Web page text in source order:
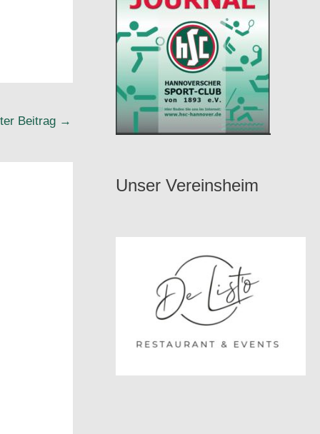
Beitrag →
Unser Vereinsheim